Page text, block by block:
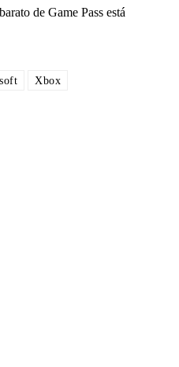
de Game Pass está
Xbox